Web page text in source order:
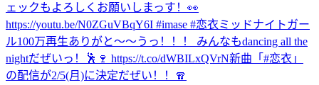
ェックもよろしくお願いしまっす！👀
https://youtu.be/N0ZGuVBqY6I #imase #恋衣ミッドナイトガー
ル100万再生ありがと〜〜うっ！！！ みんなもdancing all the
nightだぜいっ！🕺🍷 https://t.co/dWBILxQVrN新曲「#恋衣」
の配信が2/5(月)に決定だぜい！！🧣